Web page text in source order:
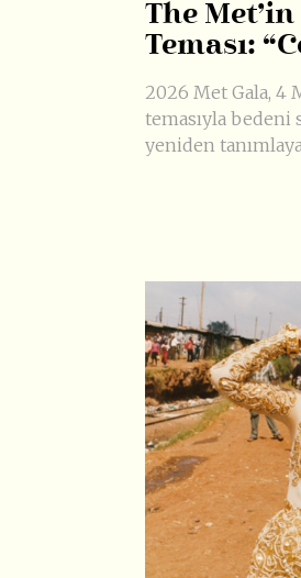
The
Teması:
2026 Met Gala, 4
temasıyla bedeni
yeniden